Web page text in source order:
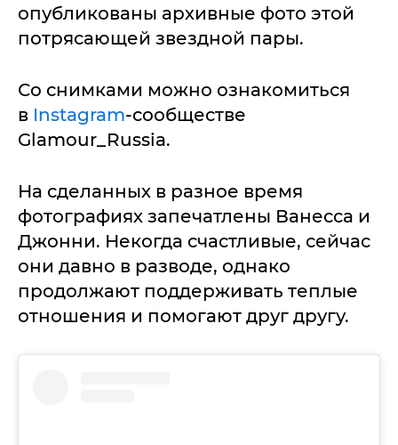
опубликованы архивные фото этой
потрясающей звездной пары.
Со снимками можно ознакомиться
в Instagram-сообществе
Glamour_Russia.
На сделанных в разное время
фотографиях запечатлены Ванесса и
Джонни. Некогда счастливые, сейчас
они давно в разводе, однако
продолжают поддерживать теплые
отношения и помогают друг другу.